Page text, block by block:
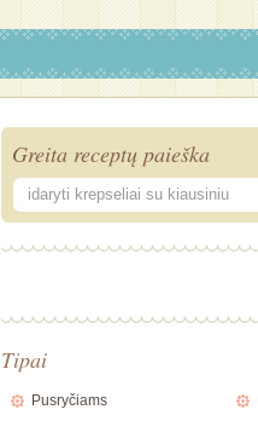
Greita receptų paieška
Tipai
Pusryčiams